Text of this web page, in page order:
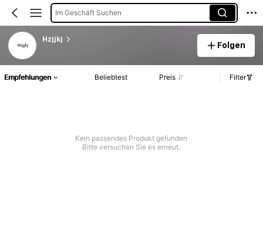
Im Geschäft Suchen
Hzjjkj
Folgen
Empfehlungen Beliebtest Preis Filter
Kein passendes Produkt gefunden
Bitte versuchen Sie es erneut.